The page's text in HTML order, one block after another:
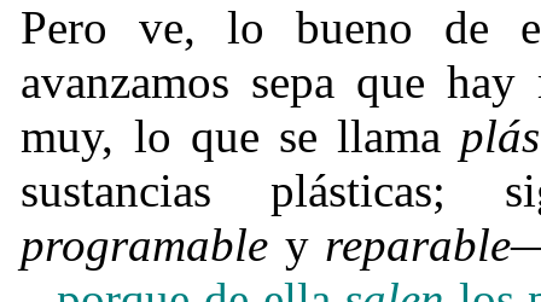
Pero ve, lo bueno de
avanzamos sepa que
muy, lo que se llama
sustancias
programable y reparable